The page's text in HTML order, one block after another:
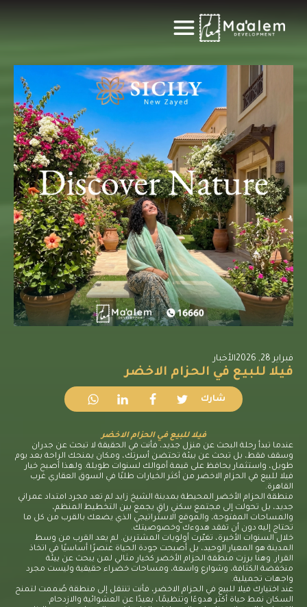
فبراير 28, 2026 الأخبار
فيلا للبيع في الحزام الاخضر
فيلا للبيع في الحزام الاخضر
عندما تبدأ رحلة البحث عن منزل جديد، فأنت في الحقيقة لا تبحث عن جدران
وسقف فقط، بل تبحث عن بيئة تحتضن أسرتك، ومكان يمنحك الراحة بعد يوم
طويل، واستثمار يحافظ على قيمة أموالك لسنوات طويلة. ولهذا أصبح خيار
فيلا للبيع في الحزام الاخضر من أكثر الخيارات طلبًا في السوق العقاري غرب
القاهرة.
منطقة الحزام الأخضر المحيطة بمدينة الشيخ زايد لم تعد مجرد امتداد عمراني
جديد، بل تحولت إلى مجتمع سكني راقٍ يجمع بين التخطيط المنظم،
والمساحات المفتوحة، والموقع الاستراتيجي الذي يضعك بالقرب من كل ما
تحتاج إليه دون أن تفقد هدوءك وخصوصيتك.
خلال السنوات الأخيرة، تغيّرت أولويات المشترين. لم يعد القرب من وسط
المدينة هو المعيار الوحيد، بل أصبحت جودة الحياة عنصرًا أساسيًا في اتخاذ
القرار. وهنا برزت منطقة الحزام الأخضر كخيار مثالي لمن يبحث عن بيئة
منخفضة الكثافة، وشوارع واسعة، ومساحات خضراء حقيقية وليست مجرد
واجهات تجميلية.
عند اختيارك فيلا للبيع في الحزام الاخضر، فأنت تنتقل إلى منطقة صُممت لتمنح
السكان نمط حياة أكثر هدوءًا وتنظيمًا، بعيدًا عن العشوائية والازدحام.
شارك